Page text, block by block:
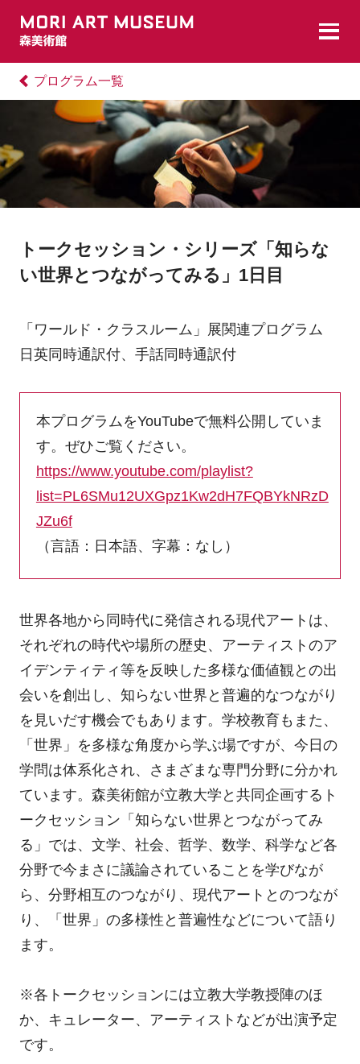
プログラム一覧
トークセッション・シリーズ「知らな
い世界とつながってみる」1日目
「ワールド・クラスルーム」展関連プログラム
日英同時通訳付、手話同時通訳付
本プログラムをYouTubeで無料公開していま
す。ぜひご覧ください。
https://www.youtube.com/playlist?
list=PL6SMu12UXGpz1Kw2dH7FQBYkNRzD
JZu6f
（言語：日本語、字幕：なし）
世界各地から同時代に発信される現代アートは、
それぞれの時代や場所の歴史、アーティストのア
イデンティティ等を反映した多様な価値観との出
会いを創出し、知らない世界と普遍的なつながり
を見いだす機会でもあります。学校教育もまた、
「世界」を多様な角度から学ぶ場ですが、今日の
学問は体系化され、さまざまな専門分野に分かれ
ています。森美術館が立教大学と共同企画するト
ークセッション「知らない世界とつながってみ
る」では、文学、社会、哲学、数学、科学など各
分野で今まさに議論されていることを学びなが
ら、分野相互のつながり、現代アートとのつなが
り、「世界」の多様性と普遍性などについて語り
ます。
※各トークセッションには立教大学教授陣のほ
か、キュレーター、アーティストなどが出演予定
です。